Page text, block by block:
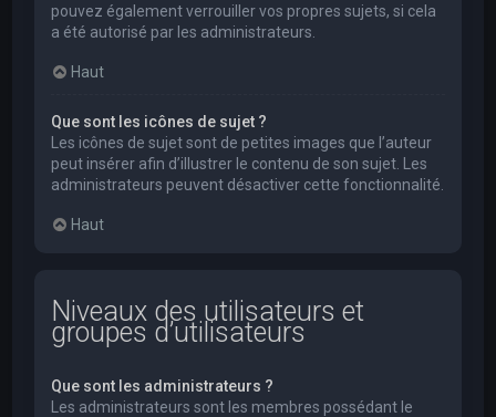
pouvez également verrouiller vos propres sujets, si cela
a été autorisé par les administrateurs.
Haut
Que sont les icônes de sujet ?
Les icônes de sujet sont de petites images que l’auteur
peut insérer afin d’illustrer le contenu de son sujet. Les
administrateurs peuvent désactiver cette fonctionnalité.
Haut
Niveaux des utilisateurs et
groupes d’utilisateurs
Que sont les administrateurs ?
Les administrateurs sont les membres possédant le